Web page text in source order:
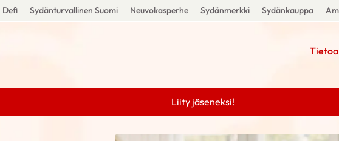
Defi Sydänturvallinen Suomi Neuvokasperhe Sydänmerkki Sydänkauppa
Tietoa
Liity jäseneksi!